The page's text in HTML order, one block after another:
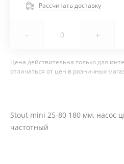
Рассчитать доставку
- +
Цена действительна только для
отличаться от цен в розничных
Stout mini 25-80 180 мм, насос
частотный